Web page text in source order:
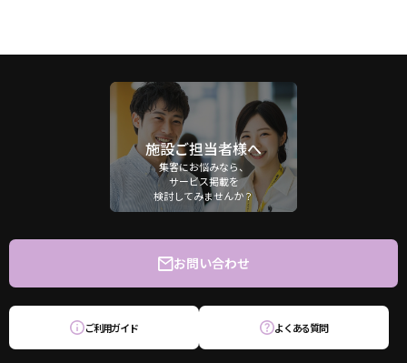
施設ご担当者様へ
集客にお悩みなら、
サービス掲載を
検討してみませんか？
お問い合わせ
ご利用ガイド よくある質問